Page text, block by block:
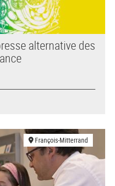
alternative des
François-Mitterrand